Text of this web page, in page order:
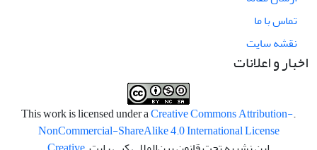
تماس با ما
نقشه سایت
اخبار و اعلانات
.This work is licensed under a
Creative Commons Attribution-
NonCommercial-ShareAlike 4.0 International License